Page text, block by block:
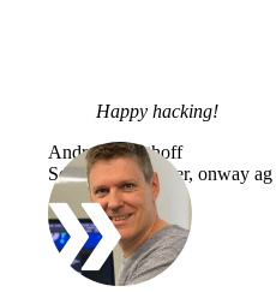
Lösungen
Happy hacking!
Andreas Kruthoff
Software Engineer, onway ag